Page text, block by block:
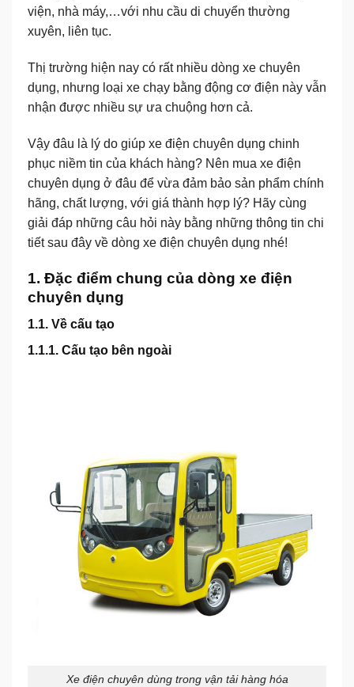
viện, nhà máy,…với nhu cầu di chuyển thường
xuyên, liên tục.
Thị trường hiện nay có rất nhiều dòng xe chuyên
dụng, nhưng loại xe chạy bằng động cơ điện này vẫn
nhận được nhiều sự ưa chuộng hơn cả.
Vậy đâu là lý do giúp xe điện chuyên dụng chinh
phục niềm tin của khách hàng? Nên mua xe điện
chuyên dụng ở đâu để vừa đảm bảo sản phẩm chính
hãng, chất lượng, với giá thành hợp lý? Hãy cùng
giải đáp những câu hỏi này bằng những thông tin chi
tiết sau đây về dòng xe điện chuyên dụng nhé!
1. Đặc điểm chung của dòng xe điện
chuyên dụng
1.1. Về cấu tạo
1.1.1. Cấu tạo bên ngoài
Xe điện chuyên dùng trong vận tải hàng hóa